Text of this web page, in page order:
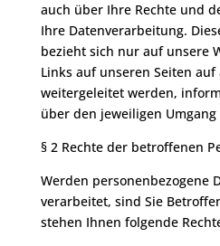
auch über Ihre Rechte und
Ihre Datenverarbeitung.
bezieht sich nur auf unsere
Links auf unseren Seiten auf
weitergeleitet werden,
über den jeweiligen
§ 2 Rechte der betroffenen
Werden personenbezogene
verarbeitet, sind Sie
stehen Ihnen folgende